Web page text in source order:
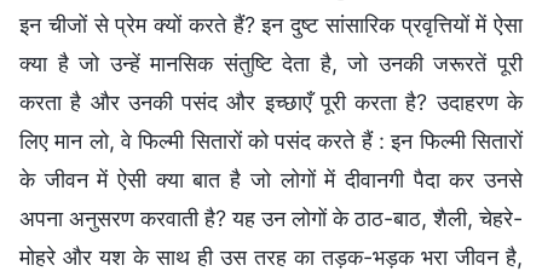
इन चीजों से प्रेम क्यों करते हैं? इन दुष्ट सांसारिक प्रवृत्तियों में ऐसा
क्या है जो उन्हें मानसिक संतुष्टि देता है, जो उनकी जरूरतें पूरी
करता है और उनकी पसंद और इच्छाएँ पूरी करता है? उदाहरण के
लिए मान लो, वे फिल्मी सितारों को पसंद करते हैं : इन फिल्मी सितारों
के जीवन में ऐसी क्या बात है जो लोगों में दीवानगी पैदा कर उनसे
अपना अनुसरण करवाती है? यह उन लोगों के ठाठ-बाठ, शैली, चेहरे-
मोहरे और यश के साथ ही उस तरह का तड़क-भड़क भरा जीवन है,